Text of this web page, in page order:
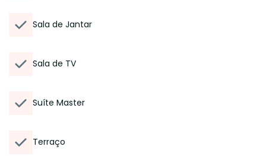
Sala de Jantar
Sala de TV
Suíte Master
Terraço